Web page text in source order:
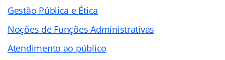
Gestão Pública e Ética
Noções de Funções Administrativas
Atendimento ao público